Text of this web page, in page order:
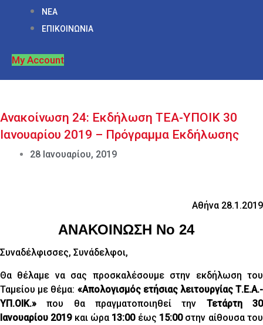
ΝΕΑ
ΕΠΙΚΟΙΝΩΝΙΑ
My Account
Ανακοίνωση 24: Εκδήλωση ΤΕΑ-ΥΠΟΙΚ 30
Ιανουαρίου 2019 – Πρόγραμμα Εκδήλωσης
28 Ιανουαρίου, 2019
Αθήνα 28.1.2019
ΑΝΑΚΟΙΝΩΣΗ Νο 24
Συναδέλφισσες, Συνάδελφοι,
Θα θέλαμε να σας προσκαλέσουμε στην εκδήλωση του
Ταμείου με θέμα: «Απολογισμός ετήσιας λειτουργίας Τ.Ε.Α.-
ΥΠ.ΟΙΚ.» που θα πραγματοποιηθεί την Τετάρτη 30
Ιανουαρίου 2019και ώρα 13:00έως 15:00στην αίθουσα του